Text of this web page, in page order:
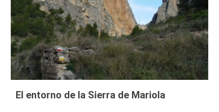
El entorno de la Sierra de Mariola